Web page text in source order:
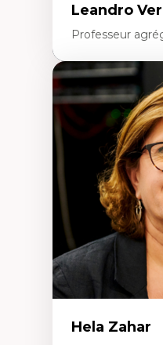
Leandro
Professeur
Expertises
Amérique latine
Théories du
développement
Théories de l’État
Économie
Théories
Mouvements
Transition
Énergies
Hela Zahar